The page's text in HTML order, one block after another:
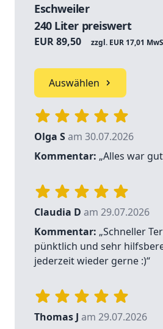
Eschweiler
240 Liter preiswert
EUR 89,50 zzgl. EUR 17,01
Auswählen
Olga Sam 30.07.2026
Kommentar: „Alles war
Claudia D am 29.07.2026
Kommentar: „Schneller
pünktlich und sehr
jederzeit wieder gerne :)“
Thomas J am 29.07.2026